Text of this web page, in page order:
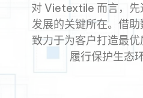
对 Vietextile 而言，先
发展的关键所在。借
致力于为客户打造最
履行保护生态